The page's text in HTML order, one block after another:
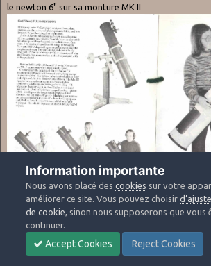
le newton 6" sur sa monture MK II
Information importante
Nous avons placé descookies sur votre
améliorer ce site. Vous pouvez choisir
de cookie, sinon nous supposerons que vous
continuer.
Accept Cookies Reject Cookies